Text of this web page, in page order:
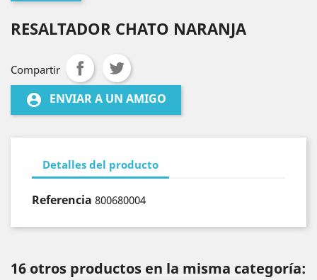
RESALTADOR CHATO NARANJA
Compartir
account_circle ENVIAR A UN AMIGO
Detalles del producto
Referencia 800680004
16 otros productos en la misma categoría: